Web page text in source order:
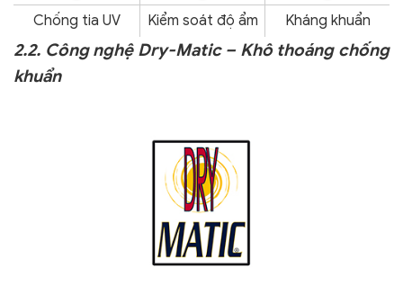
Chống tia UV Kiểm soát độ ẩm Kháng khuẩn
2.2. Công nghệ Dry-Matic – Khô thoáng chống
khuẩn